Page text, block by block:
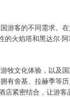
游客的不同需求。
火焰塔和黑达尔·
牧文化体验，以及
有舍基、拉赫季等
店紧密结合，让游